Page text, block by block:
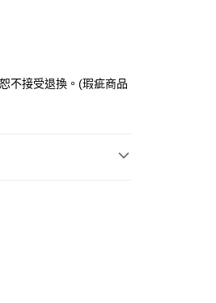
不接受退換。(瑕疵商品